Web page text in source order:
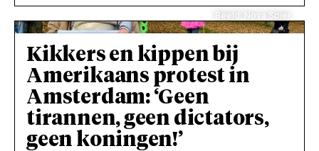
Beeld: Nova Spier
Kikkers en kippen bij
Amerikaans protest in
Amsterdam: ‘Geen
tirannen, geen dictators,
geen koningen!’